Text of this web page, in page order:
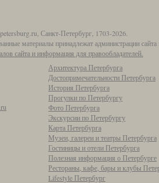
Санкт-Петербург, 1703-2026.
материалы принадлежат администрации
сайта и информация для правообладателей.
Архитектура Петербурга
Достопримечательности Петербурга
История Петербурга
Прогулки по Петербургу
Фото Петербурга
Экскурсии по Петербургу
Карта Петербурга
Музеи, галереи и театры Петербурга
Гостиницы и отели Петербурга
Полезная информация о Петербурге
Рестораны, кафе, бары и клубы
Lifestyle Петербург